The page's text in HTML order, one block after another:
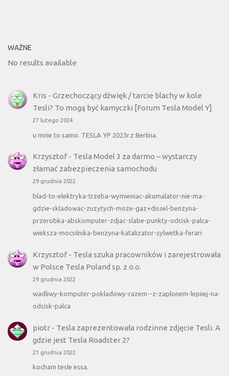
WAŻNE
No results available
Kris - Grzechoczący dźwięk / tarcie blachy w kole
Tesli? To mogą być kamyczki [Forum Tesla Model Y]
27 lutego 2024
u mnie to samo. TESLA YP 2023r.z Berlina.
Krzysztof- Tesla Model 3 za darmo – wystarczy
złamać zabezpieczenia samochodu
29 grudnia 2022
blad-to-elektryka-trzeba-wymieniac-akumalator-nie-ma-
gdzie-skladowac-zuzytych-moze-gaz+dissel-benzyna-
przerobka-abskomputer-zdjac-slabe-punkty-odcisk-palca-
wieksza-mocsilnika-benzyna-katalizator-sylwetka-ferari
Krzysztof- Tesla szuka pracowników i zarejestrowała
w Polsce Tesla Poland sp. z o.o.
29 grudnia 2022
wadliwy-komputer-pokladowy-razem--z-zaplonem-lepiiej-na-
odcisk-palca
piotr- Tesla zaprezentowała rodzinne zdjęcie Tesli. A
gdzie jest Tesla Roadster 2?
21 grudnia 2022
kocham tesle essa.